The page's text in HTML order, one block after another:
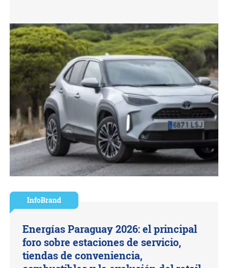
InfoBrand
Energías Paraguay 2026: el principal
foro sobre estaciones de servicio,
tiendas de conveniencia,